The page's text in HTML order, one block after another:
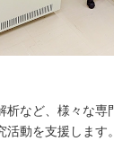
析など、様々な専
動を支援します。